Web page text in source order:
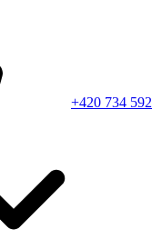
+420 734 592